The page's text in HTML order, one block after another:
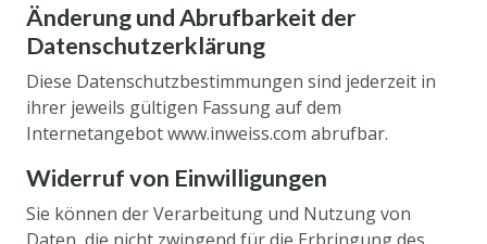
Änderung und Abrufbarkeit der
Datenschutzerklärung
Diese Datenschutzbestimmungen sind jederzeit in
ihrer jeweils gültigen Fassung auf dem
Internetangebot www.inweiss.com abrufbar.
Widerruf von Einwilligungen
Sie können der Verarbeitung und Nutzung von